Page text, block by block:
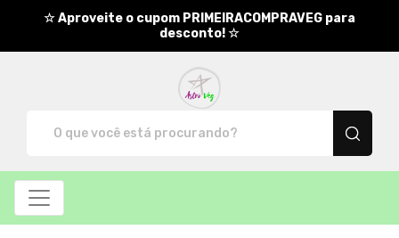
☆ Aproveite o cupom PRIMEIRACOMPRAVEG para
desconto! ☆